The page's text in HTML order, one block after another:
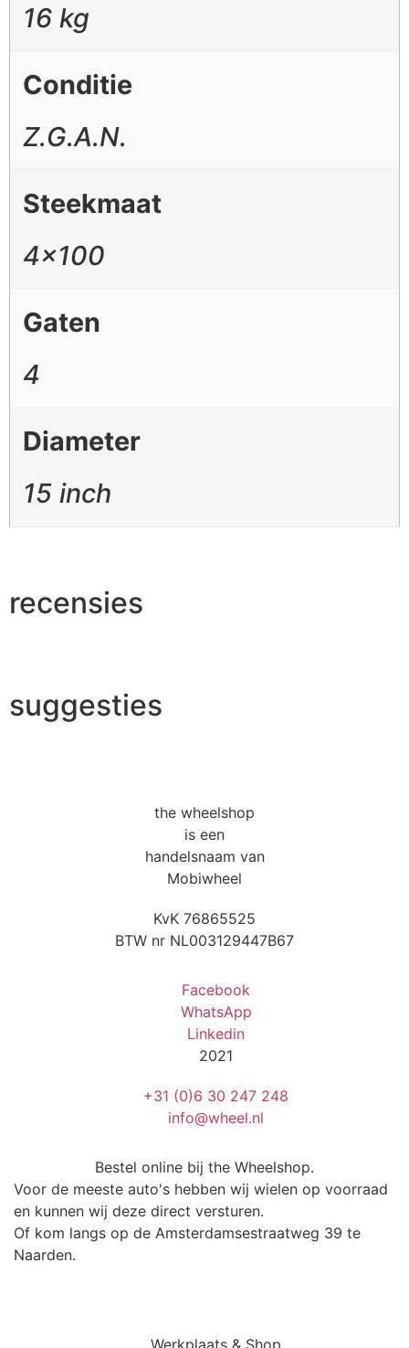
16 kg
Conditie
Z.G.A.N.
Steekmaat
4×100
Gaten
4
Diameter
15 inch
recensies
suggesties
the wheelshop
is een
handelsnaam van
Mobiwheel
KvK 76865525
BTW nr NL003129447B67
Facebook
WhatsApp
Linkedin
2021
+31 (0)6 30 247 248
info@wheel.nl
Bestel online bij the Wheelshop.
Voor de meeste auto's hebben wij wielen op voorraad
en kunnen wij deze direct versturen.
Of kom langs op de Amsterdamsestraatweg 39 te
Naarden.
Werkplaats & Shop